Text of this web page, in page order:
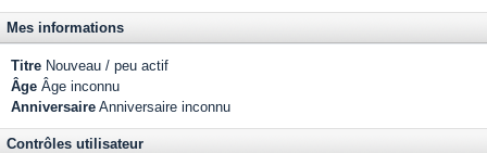
Mes informations
Titre Nouveau / peu actif
Âge Âge inconnu
Anniversaire Anniversaire inconnu
Contrôles utilisateur